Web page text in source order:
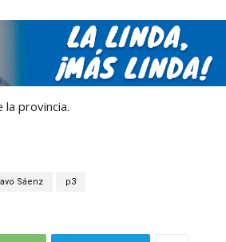
provincia.
Sáenz p3